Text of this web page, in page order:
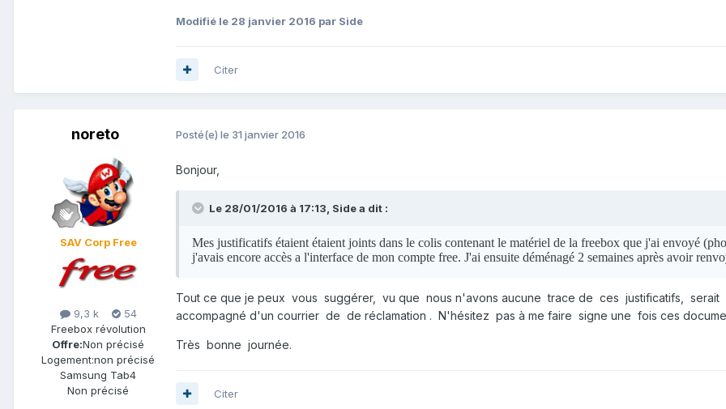
Modifié le 28 janvier 2016 par Side
Citer
noreto
SAV Corp Free
9,3 k
54
Freebox révolution
Offre:Non précisé
Logement:non précisé
Samsung Tab4
Non précisé
Posté(e) le 31 janvier 2016
Bonjour,
Le 28/01/2016 à 17:13, Sidea dit :
Mes justificatifs étaient étaient joints dans le colis contenant le matériel de la freebox que j'ai envoyé
j'avais encore accès a l'interface de mon compte free. J'ai ensuite déménagé 2 semaines après avoir
Tout ce que je peux vous suggérer, vu que nous n'avons aucune trace de ces justificatifs,
accompagné d'un courrier de de réclamation . N'hésitez pas à me faire signe une fois ces
Très bonne journée.
Citer